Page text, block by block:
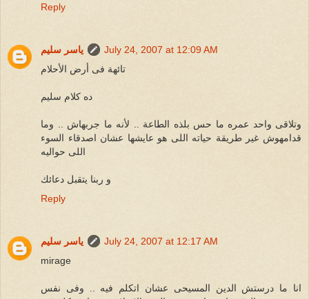
Reply
ياسر سليم
July 24, 2007 at 12:09 AM
تائهة فى أرض الأحلام
ده كلام سليم
وتلاقى واحد عمره ما حس بلذه الطاعة .. لأنه ما جربهاش .. وما
قدامهوش غير طريقة حياته اللى هو عايشها عشان اصدقاء السوء
اللى حواليه
و ربنا يتقبل دعائك
Reply
ياسر سليم
July 24, 2007 at 12:17 AM
mirage
انا ما درستش الدين المسيحى عشان اتكلم فيه .. وفى نفس